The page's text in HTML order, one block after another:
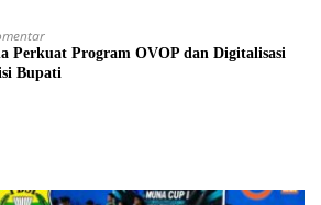
Perkuat Program OVOP dan Digitalisasi
Bupati